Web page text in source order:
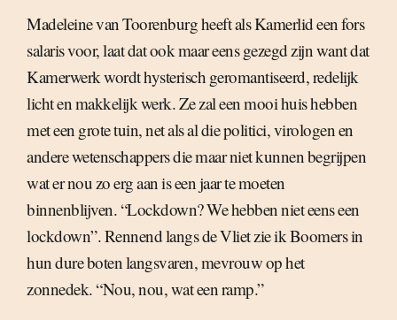
Madeleine van Toorenburg heeft als Kamerlid een fors
salaris voor, laat dat ook maar eens gezegd zijn want dat
Kamerwerk wordt hysterisch geromantiseerd, redelijk
licht en makkelijk werk. Ze zal een mooi huis hebben
met een grote tuin, net als al die politici, virologen en
andere wetenschappers die maar niet kunnen begrijpen
wat er nou zo erg aan is een jaar te moeten
binnenblijven. “Lockdown? We hebben niet eens een
lockdown”. Rennend langs de Vliet zie ik Boomers in
hun dure boten langsvaren, mevrouw op het
zonnedek. “Nou, nou, wat een ramp.”